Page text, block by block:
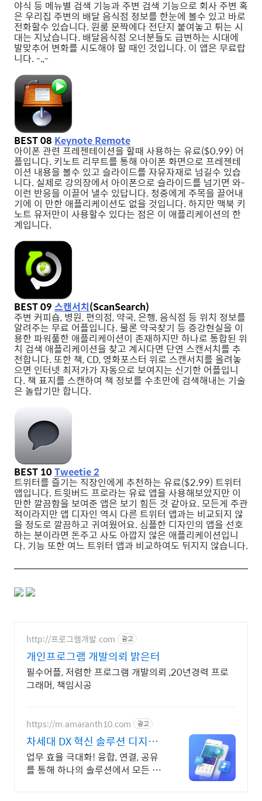
야식 등 메뉴별 검색 기능과 주변 검색 기능으로 회사 주변 혹
은 우리집 주변의 배달 음식점 정보를 한눈에 볼수 있고 바로
전화할수 있습니다. 원룸 문짝에다 전단지 붙여놓고 튀는 시
대는 지났습니다. 배달음식점 오너분들도 급변하는 시대에
발맞추어 변화를 시도해야 할 때인 것입니다. 이 앱은 무료랍
니다. -.,-
BEST 08 Keynote Remote
아이폰 관련 프레젠테이션을 할때 사용하는 유료($0.99) 어
플입니다. 키노트 리무트를 통해 아이폰 화면으로 프레젠테
이션 내용을 볼수 있고 슬라이드를 자유자재로 넘길수 있습
니다. 실제로 강의장에서 아이폰으로 슬라이드를 넘기면 와-
이런 반응을 이끌어 낼수 있답니다. 청중에게 주목을 끌어내
기에 이 만한 애플리케이션도 없을 것입니다. 하지만 맥북 키
노트 유저만이 사용할수 있다는 점은 이 애플리케이션의 한
계입니다.
BEST 09 스캔서치(ScanSearch)
주변 커피숍, 병원, 편의점, 약국, 은행, 음식점 등 위치 정보를
알려주는 무료 어플입니다. 물론 약국찾기 등 증강현실을 이
용한 파워풀한 애플리케이션이 존재하지만 하나로 통합된 위
치 검색 애플리케이션을 찾고 계시다면 단연 스캔서치를 추
천합니다. 또한 책, CD, 영화포스터 위로 스캔서치를 올려놓
으면 인터넷 최저가가 자동으로 보여지는 신기한 어플입니
다. 책 표지를 스캔하여 책 정보를 수초만에 검색해내는 기술
은 놀랍기만 합니다.
BEST 10Tweetie 2
트위터를 즐기는 직장인에게 추천하는 유료($2.99) 트위터
앱입니다. 트윗버드 프로라는 유료 앱을 사용해보았지만 이
만한 깔끔함을 보여준 앱은 보기 힘든 것 같아요. 모든게 주관
적이라지만 앱 디자인 역시 다른 트위터 앱과는 비교되지 않
을 정도로 깔끔하고 귀여웠어요. 심플한 디자인의 앱을 선호
하는 분이라면 돈주고 사도 아깝지 않은 애플리케이션입니
다. 기능 또한 여느 트위터 앱과 비교하여도 뒤지지 않습니다.
http://프로그램개발.com 광고
개인프로그램 개발의뢰 밝은터
필수어플, 저렴한 프로그램 개발의뢰 ,20년경력 프로
그래머, 책임시공
https://m.amaranth10.com 광고
차세대 DX 혁신 솔루션 디지털
비즈니스 플랫폼
업무 효율 극대화! 융합, 연결, 공유
를 통해 하나의 솔루션에서 모든 업